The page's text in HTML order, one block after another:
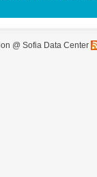
@ Sofia Data Center